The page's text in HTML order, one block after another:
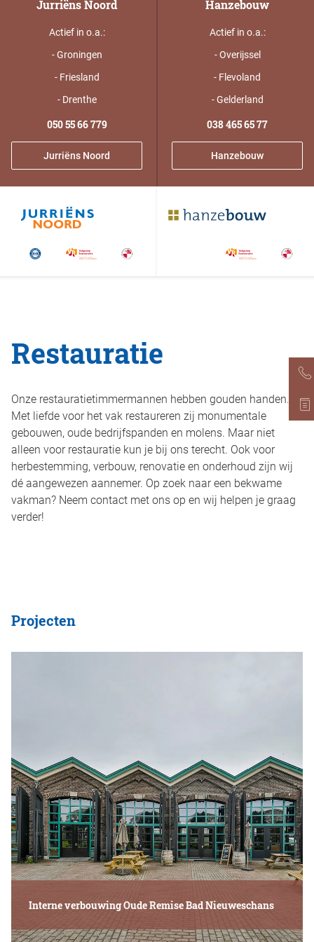
Toelevering
Jurriëns Noord
Actief in o.a.:
- Groningen
- Friesland
- Drenthe
Jurriëns Noord
050 55 66 779
Hanzebouw
Actief in o.a.:
- Overijssel
- Flevoland
- Gelderland
Hanzebouw
038 465 65 77
Restauratie
Onze restauratietimmermannen hebben gouden handen.
Met liefde voor het vak restaureren zij monumentale
gebouwen, oude bedrijfspanden en molens. Maar niet
alleen voor restauratie kun je bij ons terecht. Ook voor
herbestemming, verbouw, renovatie en onderhoud zijn wij
dé aangewezen aannemer. Op zoek naar een bekwame
vakman? Neem contact met ons op en wij helpen je graag
verder!
Projecten
Interne verbouwing Oude Remise Bad Nieuweschans